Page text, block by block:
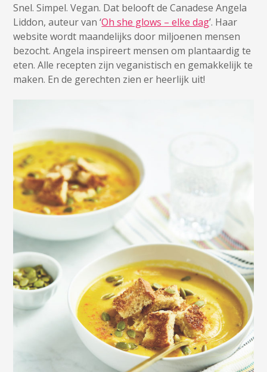
Snel. Simpel. Vegan. Dat belooft de Canadese Angela
Liddon, auteur van ‘Oh she glows – elke dag’. Haar
website wordt maandelijks door miljoenen mensen
bezocht. Angela inspireert mensen om plantaardig te
eten. Alle recepten zijn veganistisch en gemakkelijk te
maken. En de gerechten zien er heerlijk uit!